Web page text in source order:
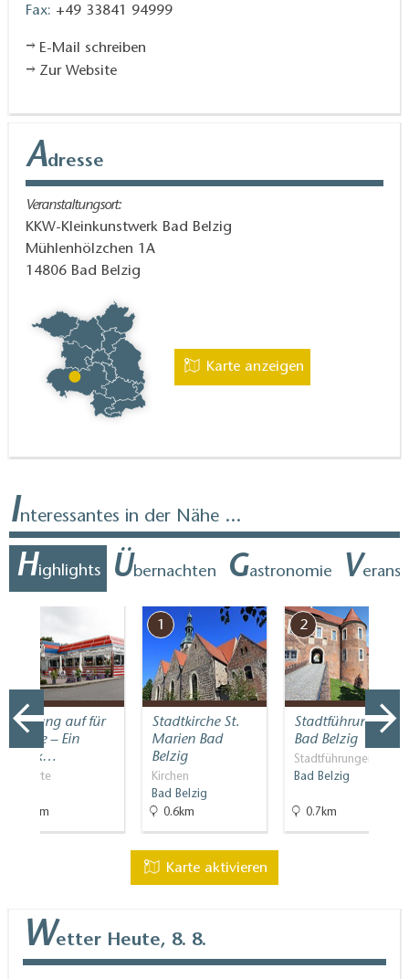
Fax: +49 33841 94999
E-Mail schreiben
Zur Website
Adresse
Veranstaltungsort:
KKW-Kleinkunstwerk Bad Belzig
Mühlenhölzchen 1A
14806 Bad Belzig
Karte anzeigen
Interessantes in der Nähe ...
Highlights Übernachten Gastronomie V
Vorhang auf für
Linthe – Ein
Stück…
Filmorte
21km
1
Stadtkirche St.
Marien Bad
Belzig
Kirchen
Bad Belzig
0.6km
2
Stadtführungen
Bad Belzig
Stadtführungen
Bad Belzig
0.7km
Karte aktivieren
Wetter Heute, 8. 8.